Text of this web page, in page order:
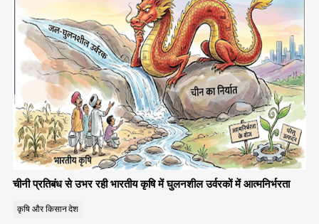
चीनी प्रतिबंध से उभर रही भारतीय कृषि में घुलनशील उर्वरकों में आत्मनिर्भरता
कृषि और किसानदेश